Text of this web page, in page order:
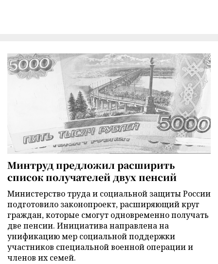
Минтруд предложил расширить
список получателей двух пенсий
Министерство труда и социальной защиты России
подготовило законопроект, расширяющий круг
граждан, которые смогут одновременно получать
две пенсии. Инициатива направлена на
унификацию мер социальной поддержки
участников специальной военной операции и
членов их семей.